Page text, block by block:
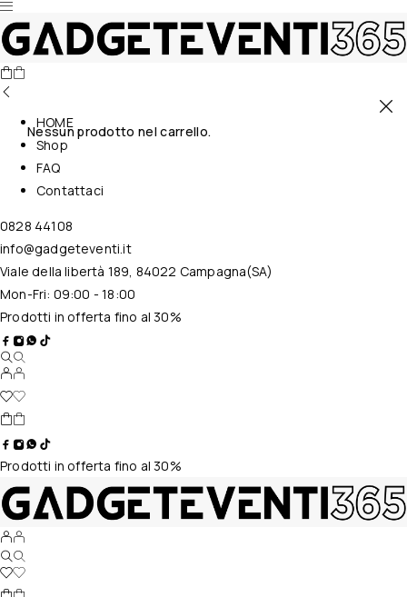
Nessun prodotto nel carrello.
HOME
Shop
FAQ
Contattaci
0828 44108
info@gadgeteventi.it
Viale della libertà 189, 84022 Campagna(SA)
Mon-Fri: 09:00 - 18:00
Prodotti in offerta fino al 30%
Prodotti in offerta fino al 30%